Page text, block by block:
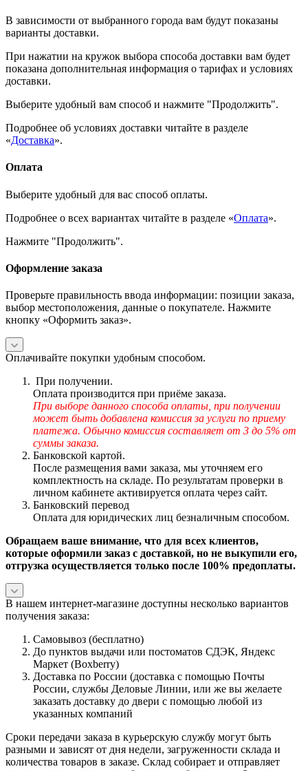
В зависимости от выбранного города вам будут показаны
варианты доставки.
При нажатии на кружок выбора способа доставки вам будет
показана дополнительная информация о тарифах и условиях
доставки.
Выберите удобный вам способ и нажмите "Продолжить".
Подробнее об условиях доставки читайте в разделе
«Доставка».
Оплата
Выберите удобный для вас способ оплаты.
Подробнее о всех вариантах читайте в разделе «Оплата».
Нажмите "Продолжить".
Оформление заказа
Проверьте правильность ввода информации: позиции заказа,
выбор местоположения, данные о покупателе. Нажмите
кнопку «Оформить заказ».
Оплачивайте покупки удобным способом.
При получении.
Оплата производится при приёме заказа.
При выборе данного способа оплаты, при получении
может быть добавлена комиссия за услуги по приему
платежа. Обычно комиссия составляет от 3 до 5% от
суммы заказа.
Банковской картой.
После размещения вами заказа, мы уточняем его
комплектность на складе. По результатам проверки в
личном кабинете активируется оплата через сайт.
Банковский перевод
Оплата для юридических лиц безналичным способом.
Обращаем ваше внимание, что для всех клиентов,
которые оформили заказ с доставкой, но не выкупили его,
отгрузка осуществляется только после 100% предоплаты.
В нашем интернет-магазине доступны несколько вариантов
получения заказа:
Самовывоз (бесплатно)
До пунктов выдачи или постоматов СДЭК, Яндекс
Маркет (Boxberry)
Доставка по России (доставка с помощью Почты
России, службы Деловые Линии, или же вы желаете
заказать доставку до двери с помощью любой из
указанных компаний
Сроки передачи заказа в курьерскую службу могут быть
разными и зависят от дня недели, загруженности склада и
количества товаров в заказе. Склад собирает и отправляет